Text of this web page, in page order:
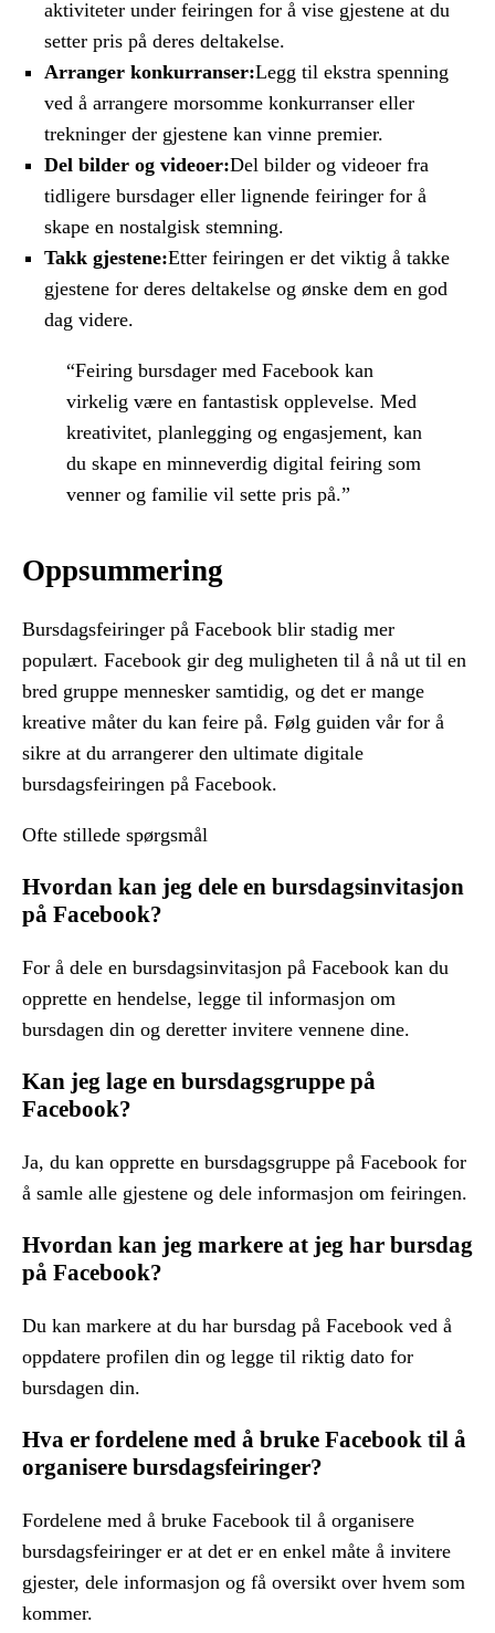
aktiviteter under feiringen for å vise gjestene at du
setter pris på deres deltakelse.
Arranger konkurranser:Legg til ekstra spenning
ved å arrangere morsomme konkurranser eller
trekninger der gjestene kan vinne premier.
Del bilder og videoer:Del bilder og videoer fra
tidligere bursdager eller lignende feiringer for å
skape en nostalgisk stemning.
Takk gjestene:Etter feiringen er det viktig å takke
gjestene for deres deltakelse og ønske dem en god
dag videre.
“Feiring bursdager med Facebook kan
virkelig være en fantastisk opplevelse. Med
kreativitet, planlegging og engasjement, kan
du skape en minneverdig digital feiring som
venner og familie vil sette pris på.”
Oppsummering
Bursdagsfeiringer på Facebook blir stadig mer
populært. Facebook gir deg muligheten til å nå ut til en
bred gruppe mennesker samtidig, og det er mange
kreative måter du kan feire på. Følg guiden vår for å
sikre at du arrangerer den ultimate digitale
bursdagsfeiringen på Facebook.
Ofte stillede spørgsmål
Hvordan kan jeg dele en bursdagsinvitasjon
på Facebook?
For å dele en bursdagsinvitasjon på Facebook kan du
opprette en hendelse, legge til informasjon om
bursdagen din og deretter invitere vennene dine.
Kan jeg lage en bursdagsgruppe på
Facebook?
Ja, du kan opprette en bursdagsgruppe på Facebook for
å samle alle gjestene og dele informasjon om feiringen.
Hvordan kan jeg markere at jeg har bursdag
på Facebook?
Du kan markere at du har bursdag på Facebook ved å
oppdatere profilen din og legge til riktig dato for
bursdagen din.
Hva er fordelene med å bruke Facebook til å
organisere bursdagsfeiringer?
Fordelene med å bruke Facebook til å organisere
bursdagsfeiringer er at det er en enkel måte å invitere
gjester, dele informasjon og få oversikt over hvem som
kommer.